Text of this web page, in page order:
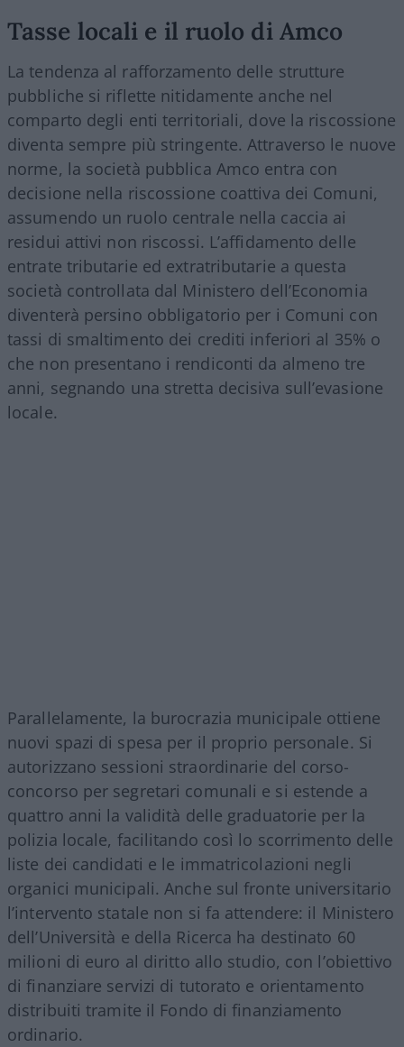
Tasse locali e il ruolo di Amco
La tendenza al rafforzamento delle strutture
pubbliche si riflette nitidamente anche nel
comparto degli enti territoriali, dove la riscossione
diventa sempre più stringente. Attraverso le nuove
norme, la società pubblica Amco entra con
decisione nella riscossione coattiva dei Comuni,
assumendo un ruolo centrale nella caccia ai
residui attivi non riscossi. L’affidamento delle
entrate tributarie ed extratributarie a questa
società controllata dal Ministero dell’Economia
diventerà persino obbligatorio per i Comuni con
tassi di smaltimento dei crediti inferiori al 35% o
che non presentano i rendiconti da almeno tre
anni, segnando una stretta decisiva sull’evasione
locale.
Parallelamente, la burocrazia municipale ottiene
nuovi spazi di spesa per il proprio personale. Si
autorizzano sessioni straordinarie del corso-
concorso per segretari comunali e si estende a
quattro anni la validità delle graduatorie per la
polizia locale, facilitando così lo scorrimento delle
liste dei candidati e le immatricolazioni negli
organici municipali. Anche sul fronte universitario
l’intervento statale non si fa attendere: il Ministero
dell’Università e della Ricerca ha destinato 60
milioni di euro al diritto allo studio, con l’obiettivo
di finanziare servizi di tutorato e orientamento
distribuiti tramite il Fondo di finanziamento
ordinario.